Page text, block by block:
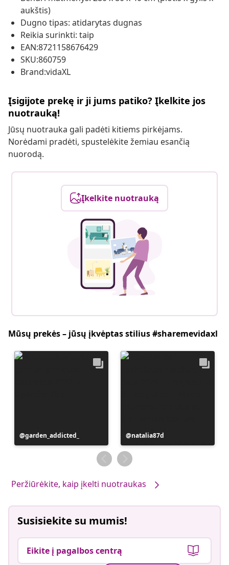
aukštis)
Dugno tipas: atidarytas dugnas
Reikia surinkti: taip
EAN:8721158676429
SKU:860759
Brand:vidaXL
Įsigijote prekę ir ji jums patiko? Įkelkite jos
nuotrauką!
Jūsų nuotrauka gali padėti kitiems pirkėjams.
Norėdami pradėti, spustelėkite žemiau esančią
nuorodą.
Įkelkite nuotrauką
Mūsų prekės – jūsų įkvėptas stilius #sharemevidaxl
Įrašą
paskelbė
garden_addicted_
Įrašą
paskelbė
natalia87d
Peržiūrėkite, kaip įkelti nuotraukas
Susisiekite su mumis!
Eikite į pagalbos centrą